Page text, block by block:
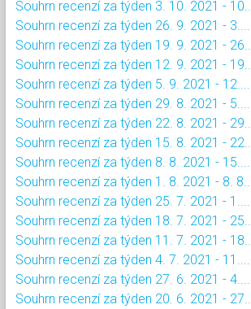
Souhrn recenzí za týden 3. 10. 2021 - 10....
Souhrn recenzí za týden 26. 9. 2021 - 3....
Souhrn recenzí za týden 19. 9. 2021 - 26....
Souhrn recenzí za týden 12. 9. 2021 - 19....
Souhrn recenzí za týden 5. 9. 2021 - 12....
Souhrn recenzí za týden 29. 8. 2021 - 5....
Souhrn recenzí za týden 22. 8. 2021 - 29....
Souhrn recenzí za týden 15. 8. 2021 - 22....
Souhrn recenzí za týden 8. 8. 2021 - 15....
Souhrn recenzí za týden 1. 8. 2021 - 8. 8....
Souhrn recenzí za týden 25. 7. 2021 - 1....
Souhrn recenzí za týden 18. 7. 2021 - 25....
Souhrn recenzí za týden 11. 7. 2021 - 18....
Souhrn recenzí za týden 4. 7. 2021 - 11....
Souhrn recenzí za týden 27. 6. 2021 - 4....
Souhrn recenzí za týden 20. 6. 2021 - 27....